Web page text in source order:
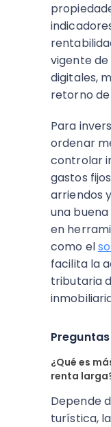
vigente
digitales,
retorno de
Para
ordenar
controlar
gastos
arriendos
una
en
como el
facilita la
tributaria
¿Qué es
renta
Depende
turística,